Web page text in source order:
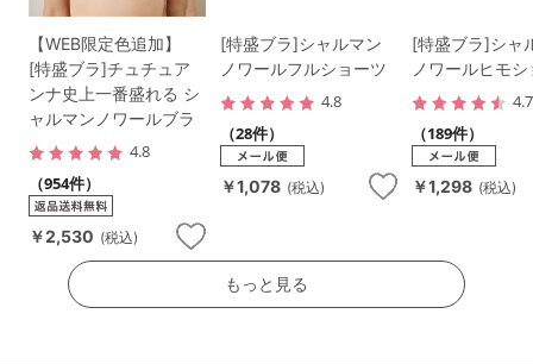
【WEB限定色追加】
[特盛ブラ]チュチュア
ンナ史上一番盛れる シ
ャルマンノワールブラ
4.8
（954件）
￥2,530 (税込)
[特盛ブラ]シャルマン
ノワールフルショーツ
4.8
（28件）
￥1,078 (税込)
[特盛ブラ]シャ
ノワールヒモ
4.7
（189件）
￥1,298 (税込)
もっと見る